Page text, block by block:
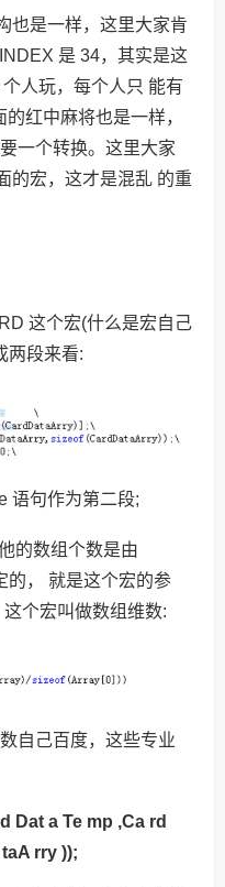
也是一样，这里大家肯
是 34，其实是这
人玩，每个人只 能有
红中麻将也是一样，
一个转换。这里大家
的宏，这才是混乱 的重
这个宏(什么是宏自己
两段来看:
语句作为第二段;
的数组个数是由
的， 就是这个宏的参
个宏叫做数组维数:
自己百度，这些专业
Dat a Te mp ,Ca rd
rry ));